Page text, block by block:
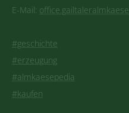
E-Mail:
#geschichte
#erzeugung
#almkaesepedia
#kaufen